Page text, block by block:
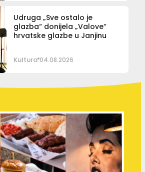
Udruga „Sve ostalo je
glazba“ donijela „Valove“
hrvatske glazbe u Janjinu
Kultura 04.08.2026